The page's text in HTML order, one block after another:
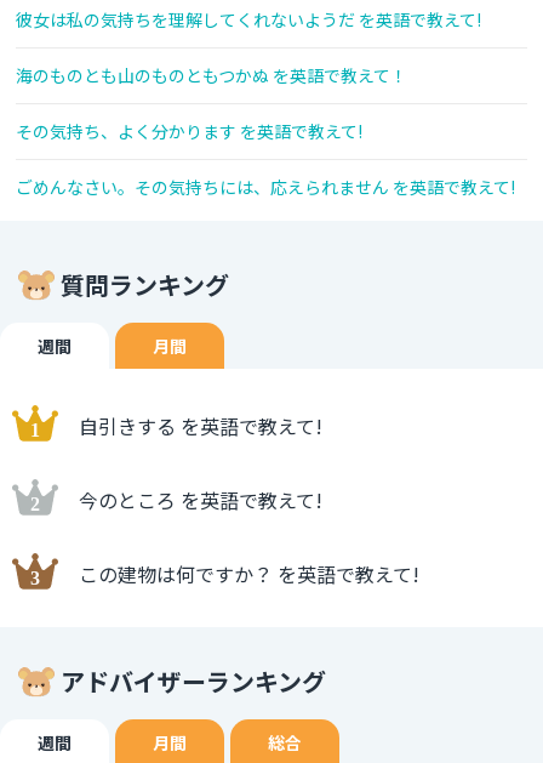
彼女は私の気持ちを理解してくれないようだ を英語で教えて!
海のものとも山のものともつかぬ を英語で教えて！
その気持ち、よく分かります を英語で教えて!
ごめんなさい。その気持ちには、応えられません を英語で教えて!
質問ランキング
週間 月間
自引きする を英語で教えて!
今のところ を英語で教えて!
この建物は何ですか？ を英語で教えて!
アドバイザーランキング
週間 月間 総合